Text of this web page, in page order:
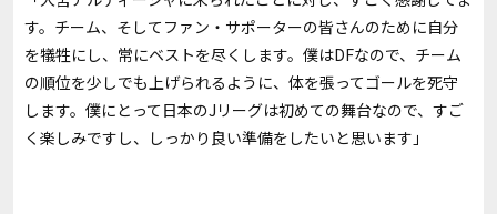
す。チーム、そしてファン・サポーターの皆さんのために自分
を犠牲にし、常にベストを尽くします。僕はDFなので、チーム
の順位を少しでも上げられるように、体を張ってゴールを死守
します。僕にとって日本のJリーグは初めての舞台なので、すご
く楽しみですし、しっかり良い準備をしたいと思います」